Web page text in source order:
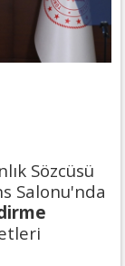
Sözcüsü
Salonu'nda